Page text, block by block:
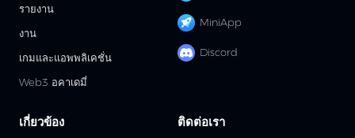
MiniApp
Discord
รายงาน
งาน
เกมและแอพพลิเคชั่น
Web3 อคาเดมี่
เกี่ยวข้อง ติดต่อเรา